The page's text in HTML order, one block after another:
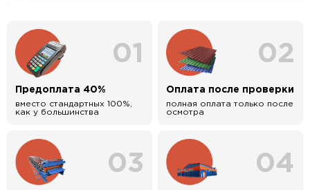
01
Предоплата 40%
вместо стандартных 100%,
как у большинства
02
Оплата после проверки
полная оплата только после
осмотра
03 04